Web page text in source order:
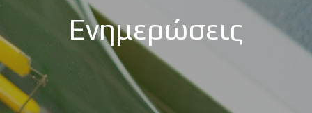
Ενημερώσεις